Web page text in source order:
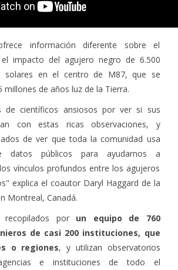
información diferente sobre el
impacto del agujero negro de 6.500
solares en el centro de M87, que se
millones de años luz de la Tierra.
de científicos ansiosos por ver si sus
con estas ricas observaciones, y
de ver que toda la comunidad usa
datos públicos para ayudarnos a
vínculos profundos entre los agujeros
explica el coautor Daryl Haggard de la
Montreal, Canadá.
por un equipo de 760
de casi 200 instituciones, que
o regiones, y utilizan observatorios
e instituciones de todo el